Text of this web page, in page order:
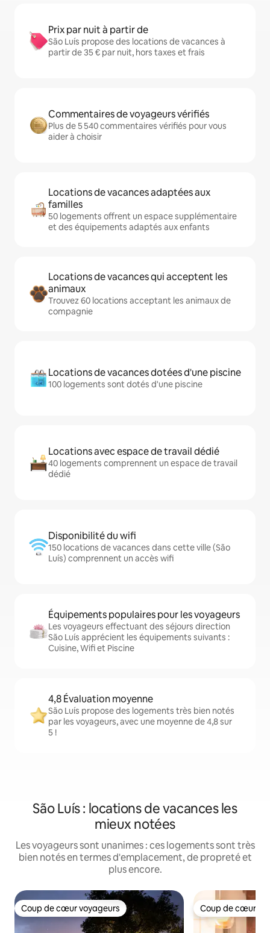
Prix par nuit à partir de
São Luís propose des locations de vacances à
partir de 35 € par nuit, hors taxes et frais
Commentaires de voyageurs vérifiés
Plus de 5 540 commentaires vérifiés pour vous
aider à choisir
Locations de vacances adaptées aux
familles
50 logements offrent un espace supplémentaire
et des équipements adaptés aux enfants
Locations de vacances qui acceptent les
animaux
Trouvez 60 locations acceptant les animaux de
compagnie
Locations de vacances dotées d'une piscine
100 logements sont dotés d'une piscine
Locations avec espace de travail dédié
40 logements comprennent un espace de travail
dédié
Disponibilité du wifi
150 locations de vacances dans cette ville (São
Luís) comprennent un accès wifi
Équipements populaires pour les voyageurs
Les voyageurs effectuant des séjours direction
São Luís apprécient les équipements suivants :
Cuisine, Wifi et Piscine
4,8 Évaluation moyenne
São Luís propose des logements très bien notés
par les voyageurs, avec une moyenne de 4,8 sur
5 !
São Luís : locations de vacances les
mieux notées
Les voyageurs sont unanimes : ces logements sont très
bien notés en termes d'emplacement, de propreté et
plus encore.
Coup de cœur voyageurs
Coup de cœur voyageurs Coup de cœur
Coup de cœur